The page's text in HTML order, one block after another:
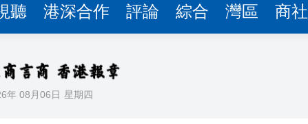
聽 港深合作 評論 綜合 灣區 商社
年 08月06日 星期四